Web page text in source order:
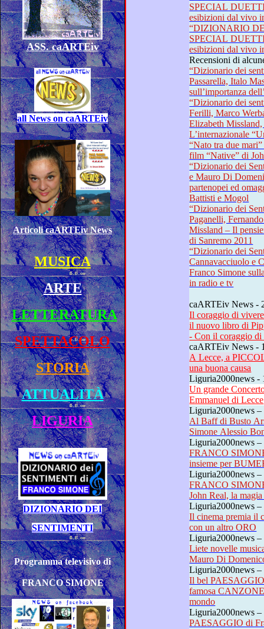
ASS. caARTEiv
all News on caARTEiv
Articoli caARTEiv News
MUSICA
ARTE
LETTERATURA
SPETTACOLO
STORIA
ATTUALITÀ
LIGURIA
DIZIONARIO DEI
SENTIMENTI
Programma televisivo di
FRANCO SIMONE
SPECIAL DUETTI
“DIZIONARIO
SPECIAL DUETTI
“Dizionario dei sentimenti”:
Passarella, Italo Mastrolia – Il dibattito
“Dizionario dei
Ferilli, Marco Werba, Fernando
Elizabeth Missland, fans di Franco Simone –
L’internazionale “Un amore
“Nato tra due mari” e il Globo d’oro “Accanto” del
film “Native” di
“Dizionario dei Sentimenti”:
e Mauro Di
partenopei ed omaggio a Morricone, Totò, Lucio
Battisti e Mogol
“Dizionario dei Sentimenti”:
Paganelli, Fernando Fratarcangeli e
Missland – Il pensiero di Franco Simone sul Festival
di Sanremo 2011
“Dizionario dei
Cannavacciuolo e Carlo D’Andrea - Il
Franco Simone sulla situazione della musica italiana
in radio e tv
Il coraggio di
il nuovo libro
caARTEiv News -
A Lecce, a PICCOLI
una buona causa
Liguria2000news -
Un grande Concerto per
Emmanuel di Lecce
Liguria2000news –
Al Baff di Busto Arsizio, voci
Liguria2000news –
FRANCO
insieme per
Liguria2000news –
FRANCO
Liguria2000news
Il cinema premia il cantautore
con un altro ORO
Liguria2000news
Liete novelle musicali in
Liguria2000news –
Il bel PAESAGGIO
famosa CANZONE
mondo
Liguria2000news –
PAESAGGIO di